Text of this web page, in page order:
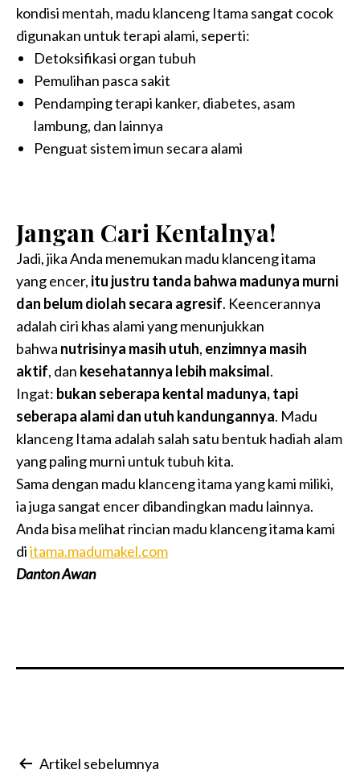
kondisi mentah, madu klanceng Itama sangat cocok
digunakan untuk terapi alami, seperti:
Detoksifikasi organ tubuh
Pemulihan pasca sakit
Pendamping terapi kanker, diabetes, asam
lambung, dan lainnya
Penguat sistem imun secara alami
Jangan Cari Kentalnya!
Jadi, jika Anda menemukan madu klanceng itama
yang encer, itu justru tanda bahwa madunya murni
dan belum diolah secara agresif. Keencerannya
adalah ciri khas alami yang menunjukkan
bahwa nutrisinya masih utuh, enzimnya masih
aktif, dan kesehatannya lebih maksimal.
Ingat: bukan seberapa kental madunya, tapi
seberapa alami dan utuh kandungannya. Madu
klanceng Itama adalah salah satu bentuk hadiah alam
yang paling murni untuk tubuh kita.
Sama dengan madu klanceng itama yang kami miliki,
ia juga sangat encer dibandingkan madu lainnya.
Anda bisa melihat rincian madu klanceng itama kami
diitama.madumakel.com
Danton Awan
Navigasi
Artikel sebelumnya